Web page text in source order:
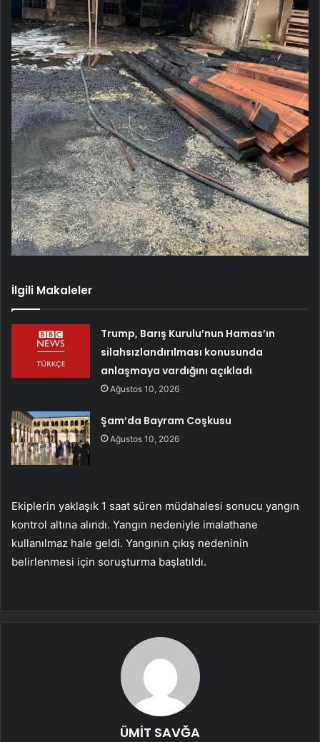
İlgili Makaleler
Trump, Barış Kurulu’nun Hamas’ın
silahsızlandırılması konusunda
anlaşmaya vardığını açıkladı
Ağustos 10, 2026
Şam’da Bayram Coşkusu
Ağustos 10, 2026
Ekiplerin yaklaşık 1 saat süren müdahalesi sonucu yangın
kontrol altına alındı. Yangın nedeniyle imalathane
kullanılmaz hale geldi. Yangının çıkış nedeninin
belirlenmesi için soruşturma başlatıldı.
ÜMİT SAVĞA